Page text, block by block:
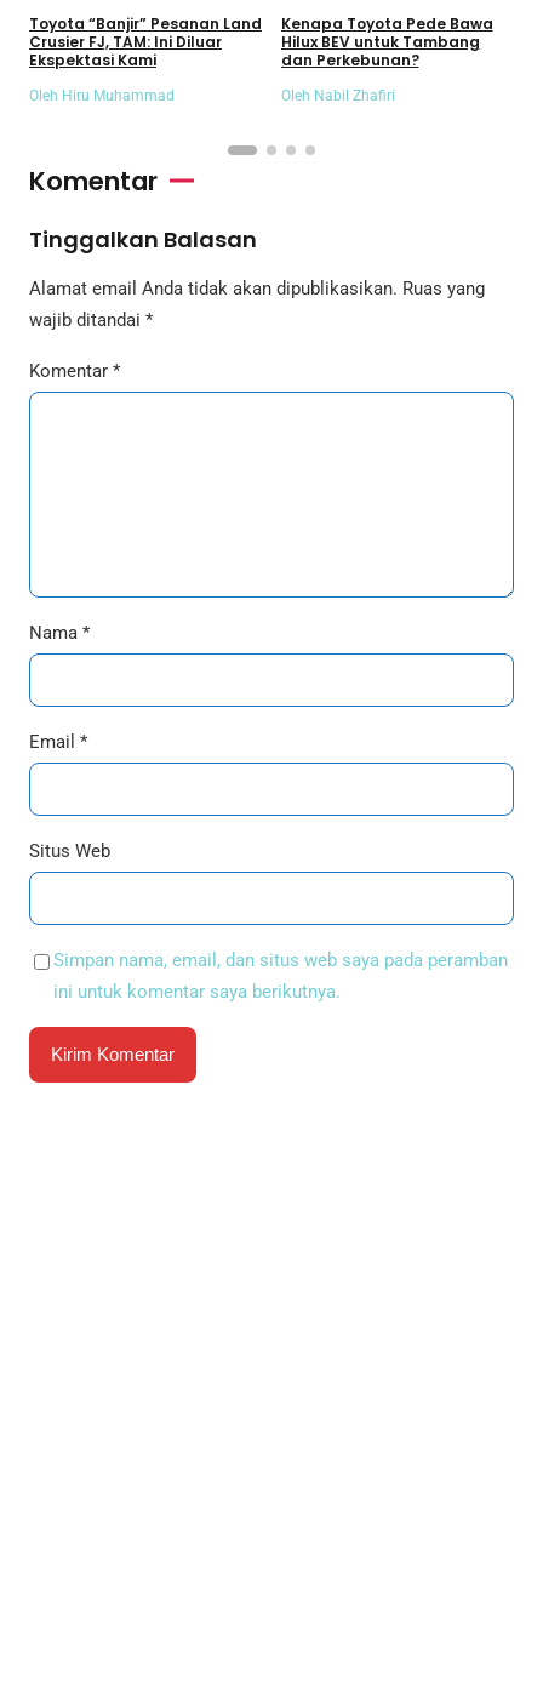
Toyota “Banjir” Pesanan Land
Crusier FJ, TAM: Ini Diluar
Ekspektasi Kami
Oleh Hiru Muhammad
Kenapa Toyota Pede Bawa
Hilux BEV untuk Tambang
dan Perkebunan?
Oleh Nabil Zhafiri
Komentar
Tinggalkan Balasan
Alamat email Anda tidak akan dipublikasikan. Ruas yang
wajib ditandai *
Komentar *
Nama *
Email *
Situs Web
Simpan nama, email, dan situs web saya pada peramban
ini untuk komentar saya berikutnya.